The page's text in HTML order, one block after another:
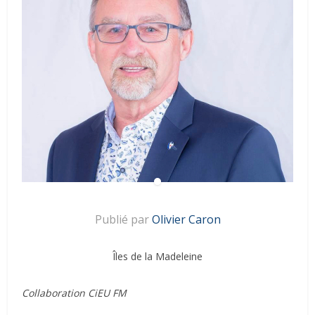
Publié parOlivier Caron
Îles de la Madeleine
Collaboration CiEU FM